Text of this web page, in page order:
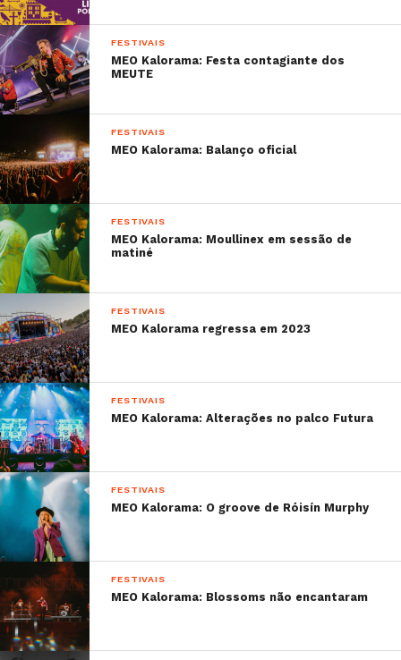
FESTIVAIS
MEO Kalorama: Festa contagiante dos
MEUTE
FESTIVAIS
MEO Kalorama: Balanço oficial
FESTIVAIS
MEO Kalorama: Moullinex em sessão de
matiné
FESTIVAIS
MEO Kalorama regressa em 2023
FESTIVAIS
MEO Kalorama: Alterações no palco Futura
FESTIVAIS
MEO Kalorama: O groove de Róisín Murphy
FESTIVAIS
MEO Kalorama: Blossoms não encantaram